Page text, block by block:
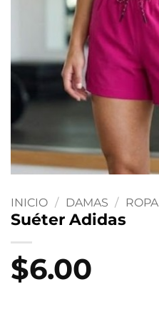
INICIO / DAMAS / ROPA
Suéter Adidas
$6.00